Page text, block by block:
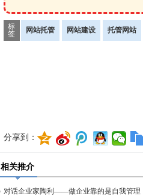
标
签
网站托管 网站建设 托管网站
分享到：
相关推介
对话企业家陶利——做企业靠的是自我管理